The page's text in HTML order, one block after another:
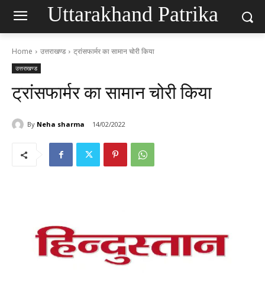
Uttarakhand Patrika
Home उत्तराखण्ड ट्रांसफार्मर का सामान चोरी किया
उत्तराखण्ड
ट्रांसफार्मर का सामान चोरी किया
By Neha sharma 14/02/2022